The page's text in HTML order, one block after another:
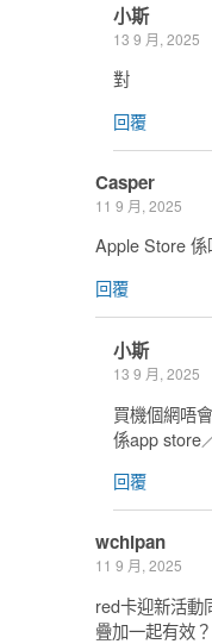
小斯
13 9 月, 2025
對
回覆
Casper
11 9 月, 2025
Apple Store
回覆
小斯
13 9 月, 2025
買機個網唔會
係app store
回覆
wchipan
11 9 月, 2025
red卡迎新活動
疊加一起有效？